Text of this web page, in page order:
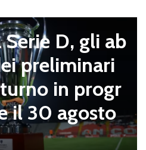
D, gli ab
preliminari
in progr
il 30 agosto